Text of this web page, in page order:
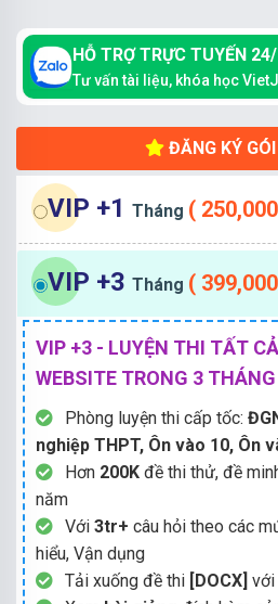
HỖ TRỢ TRỰC TUYẾN
Tư vấn tài liệu, khóa học
ĐĂNG KÝ
VIP +1 Tháng (
VIP +3 Tháng (
VIP +3 - LUYỆN THI TẤT
WEBSITE TRONG 3 THÁNG
Phòng luyện thi cấp tốc:
nghiệp THPT, Ôn vào 10, Ôn
Hơn 200K đề thi thử, đề
năm
Với 3tr+ câu hỏi theo các
hiểu, Vận dụng
Tải xuống đề thi [DOCX] với